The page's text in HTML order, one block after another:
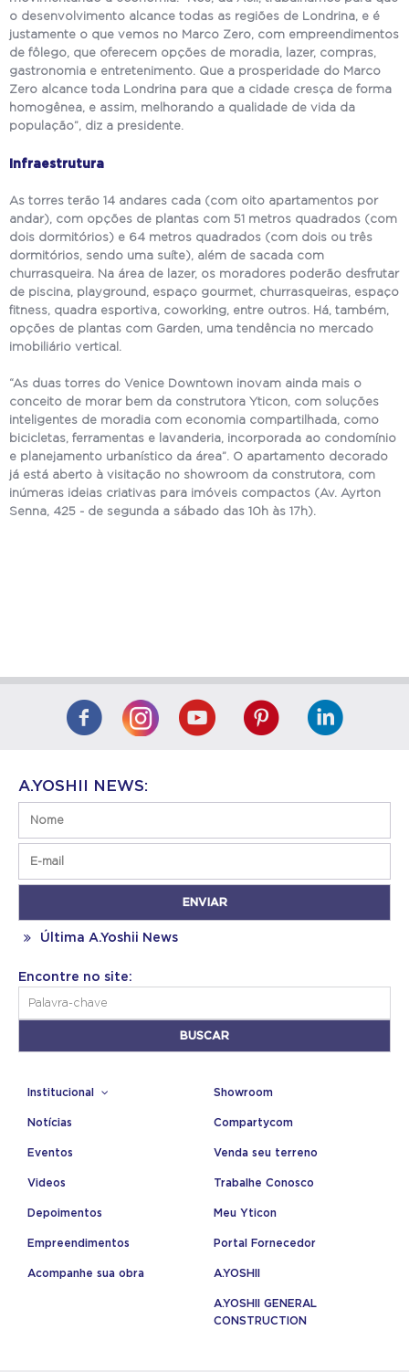
o desenvolvimento alcance todas as regiões de Londrina, e é
justamente o que vemos no Marco Zero, com empreendimentos
de fôlego, que oferecem opções de moradia, lazer, compras,
gastronomia e entretenimento. Que a prosperidade do Marco
Zero alcance toda Londrina para que a cidade cresça de forma
homogênea, e assim, melhorando a qualidade de vida da
população”, diz a presidente.
Infraestrutura
As torres terão 14 andares cada (com oito apartamentos por
andar), com opções de plantas com 51 metros quadrados (com
dois dormitórios) e 64 metros quadrados (com dois ou três
dormitórios, sendo uma suíte), além de sacada com
churrasqueira. Na área de lazer, os moradores poderão desfrutar
de piscina, playground, espaço gourmet, churrasqueiras, espaço
fitness, quadra esportiva, coworking, entre outros. Há, também,
opções de plantas com Garden, uma tendência no mercado
imobiliário vertical.
“As duas torres do Venice Downtown inovam ainda mais o
conceito de morar bem da construtora Yticon, com soluções
inteligentes de moradia com economia compartilhada, como
bicicletas, ferramentas e lavanderia, incorporada ao condomínio
e planejamento urbanístico da área”. O apartamento decorado
já está aberto à visitação no showroom da construtora, com
inúmeras ideias criativas para imóveis compactos (Av. Ayrton
Senna, 425 - de segunda a sábado das 10h às 17h).
A.YOSHII NEWS:
Última A.Yoshii News
Encontre no site:
Institucional
Notícias
Eventos
Videos
Depoimentos
Empreendimentos
Acompanhe sua obra
Showroom
Compartycom
Venda seu terreno
Trabalhe Conosco
Meu Yticon
Portal Fornecedor
A.YOSHII
A.YOSHII GENERAL
CONSTRUCTION